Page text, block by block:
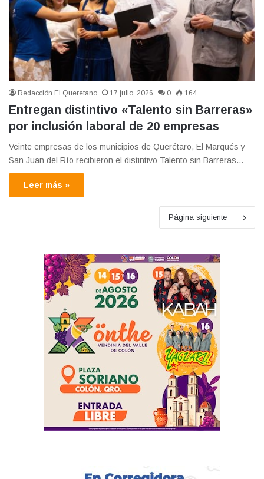
Redacción El Queretano 17 julio, 2026 0 164
Entregan distintivo «Talento sin Barreras»
por inclusión laboral de 20 empresas
Veinte empresas de los municipios de Querétaro, El Marqués y
San Juan del Río recibieron el distintivo Talento sin Barreras…
Leer más »
Página siguiente